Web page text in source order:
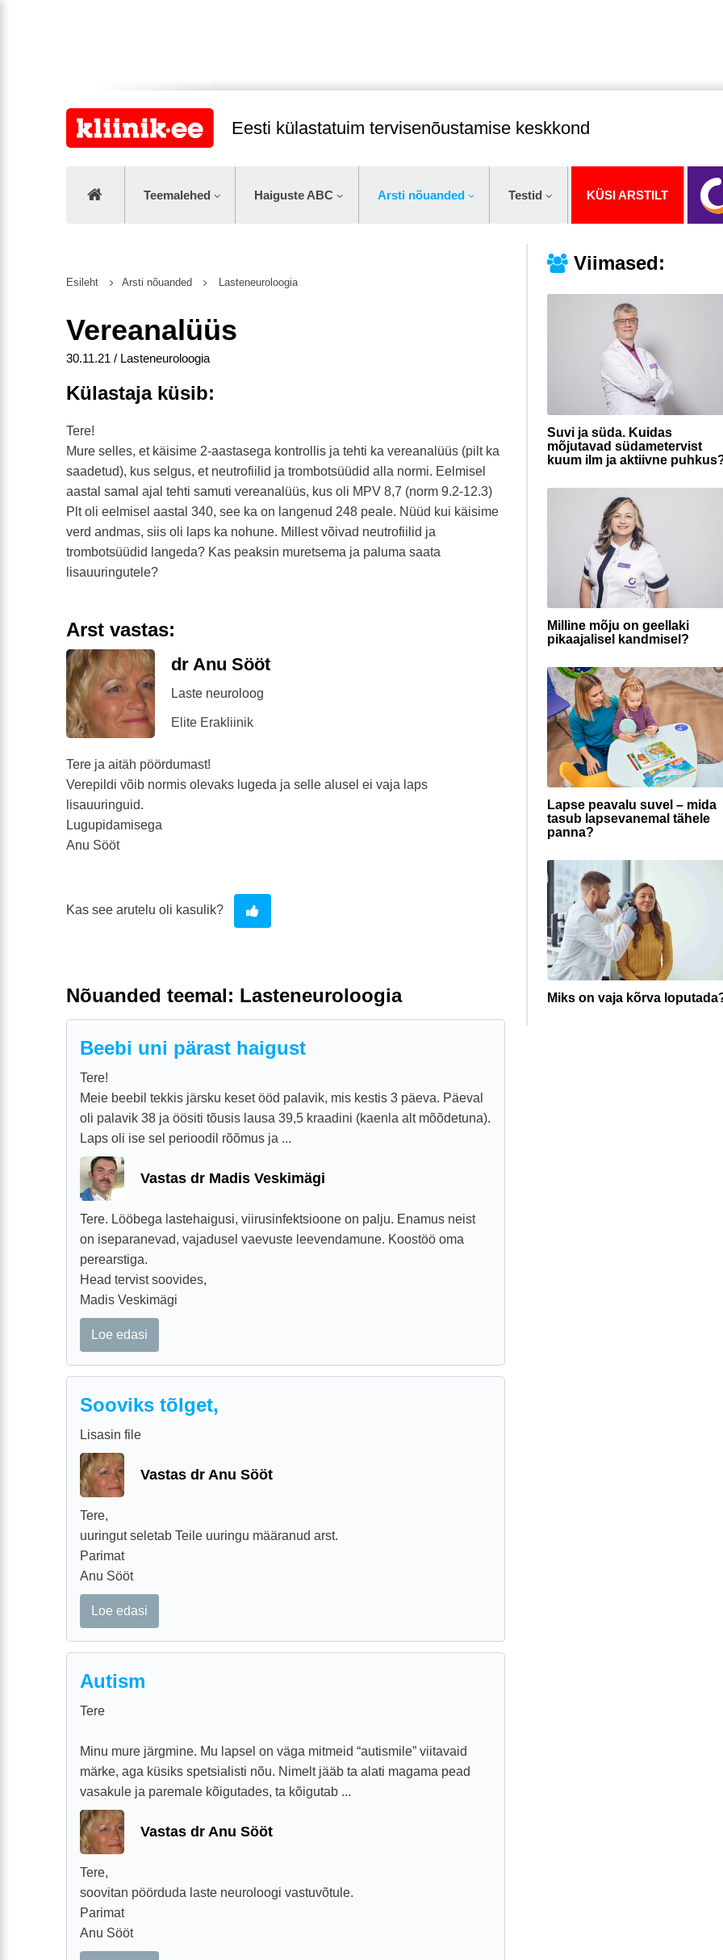
Eesti külastatuim tervisenõustamise keskkond
Teemalehed Haiguste ABC Arsti nõuanded Testid KÜSI ARSTILT
Viimased:
Suvi ja süda. Kuidas
mõjutavad südametervist
kuum ilm ja aktiivne
Milline mõju on geellaki
pikaajalisel kandmisel?
Lapse peavalu suvel – mida
tasub lapsevanemal tähele
panna?
Miks on vaja kõrva
Esileht Arsti nõuanded Lasteneuroloogia
Vereanalüüs
30.11.21 / Lasteneuroloogia
Külastaja küsib:
Tere!
Mure selles, et käisime 2-aastasega kontrollis ja tehti ka vereanalüüs (pilt ka
saadetud), kus selgus, et neutrofiilid ja trombotsüüdid alla normi. Eelmisel
aastal samal ajal tehti samuti vereanalüüs, kus oli MPV 8,7 (norm 9.2-12.3)
Plt oli eelmisel aastal 340, see ka on langenud 248 peale. Nüüd kui käisime
verd andmas, siis oli laps ka nohune. Millest võivad neutrofiilid ja
trombotsüüdid langeda? Kas peaksin muretsema ja paluma saata
lisauuringutele?
Arst vastas:
dr Anu Sööt
Laste neuroloog
Elite Erakliinik
Tere ja aitäh pöördumast!
Verepildi võib normis olevaks lugeda ja selle alusel ei vaja laps
lisauuringuid.
Lugupidamisega
Anu Sööt
Kas see arutelu oli kasulik?
Nõuanded teemal: Lasteneuroloogia
Beebi uni pärast haigust
Tere!
Meie beebil tekkis järsku keset ööd palavik, mis kestis 3 päeva. Päeval
oli palavik 38 ja öösiti tõusis lausa 39,5 kraadini (kaenla alt mõõdetuna).
Laps oli ise sel perioodil rõõmus ja ...
Vastas dr Madis Veskimägi
Tere. Lööbega lastehaigusi, viirusinfektsioone on palju. Enamus neist
on iseparanevad, vajadusel vaevuste leevendamune. Koostöö oma
perearstiga.
Head tervist soovides,
Madis Veskimägi
Loe edasi
Sooviks tõlget,
Lisasin file
Vastas dr Anu Sööt
Tere,
uuringut seletab Teile uuringu määranud arst.
Parimat
Anu Sööt
Loe edasi
Autism
Tere
Minu mure järgmine. Mu lapsel on väga mitmeid “autismile” viitavaid
märke, aga küsiks spetsialisti nõu. Nimelt jääb ta alati magama pead
vasakule ja paremale kõigutades, ta kõigutab ...
Vastas dr Anu Sööt
Tere,
soovitan pöörduda laste neuroloogi vastuvõtule.
Parimat
Anu Sööt